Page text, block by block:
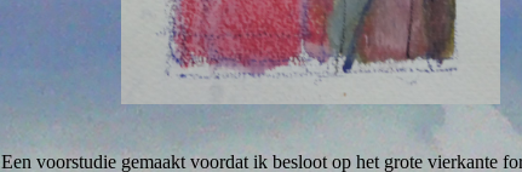
Een voorstudie gemaakt voordat ik besloot op het grote vierkante